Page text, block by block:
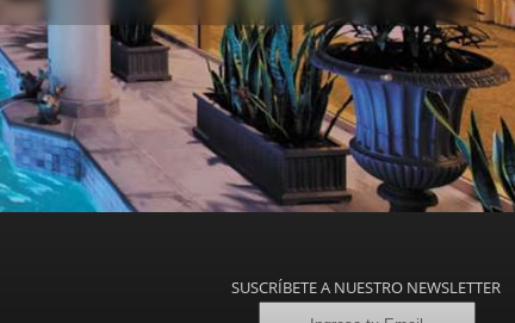
SUSCRÍBETE A NUESTRO NEWSLETTER